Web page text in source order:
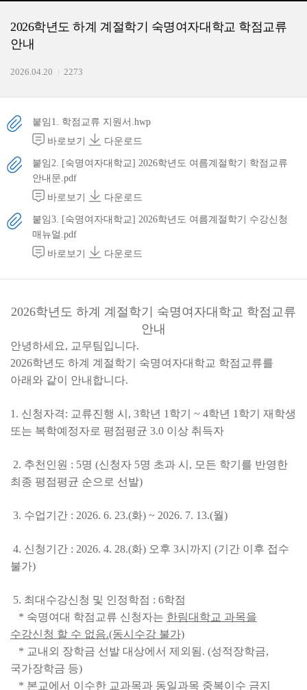
2026학년도 하계 계절학기 숙명여자대학교 학점교류
안내
2026.04.20 2273
붙임1. 학점교류 지원서.hwp
바로보기
다운로드
붙임2. [숙명여자대학교] 2026학년도 여름계절학기 학점교류
안내문.pdf
바로보기
다운로드
붙임3. [숙명여자대학교] 2026학년도 여름계절학기 수강신청
매뉴얼.pdf
바로보기
다운로드
2026학년도 하계 계절학기 숙명여자대학교 학점교류
안내
안녕하세요, 교무팀입니다.
2026학년도 하계 계절학기 숙명여자대학교 학점교류를
아래와 같이 안내합니다.
1. 신청자격: 교류진행 시, 3학년 1학기 ~ 4학년 1학기 재학생
또는 복학예정자로 평점평균 3.0 이상 취득자
2. 추천인원 : 5명 (신청자 5명 초과 시, 모든 학기를 반영한
최종 평점평균 순으로 선발)
3. 수업기간 : 2026. 6. 23.(화) ~ 2026. 7. 13.(월)
4. 신청기간 : 2026. 4. 28.(화) 오후 3시까지 (기간 이후 접수
불가)
5. 최대수강신청 및 인정학점 : 6학점
* 숙명여대 학점교류 신청자는 한림대학교 과목을
수강신청 할 수 없음.(동시수강 불가)
* 교내외 장학금 선발 대상에서 제외됨. (성적장학금,
국가장학금 등)
* 본교에서 이수한 교과목과 동일과목 중복이수 금지